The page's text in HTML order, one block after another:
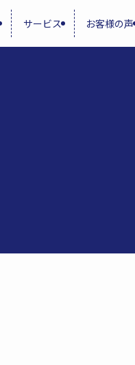
サービス お客様の声